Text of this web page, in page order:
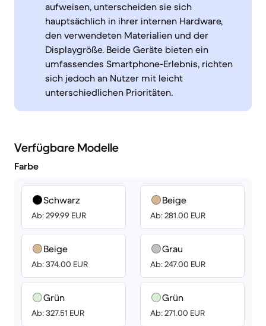
aufweisen, unterscheiden sie sich
hauptsächlich in ihrer internen Hardware,
den verwendeten Materialien und der
Displaygröße. Beide Geräte bieten ein
umfassendes Smartphone-Erlebnis, richten
sich jedoch an Nutzer mit leicht
unterschiedlichen Prioritäten.
Verfügbare Modelle
Farbe
Schwarz
Ab: 299.99 EUR
Beige
Ab: 374.00 EUR
Grün
Ab: 327.51 EUR
Beige
Ab: 281.00 EUR
Grau
Ab: 247.00 EUR
Grün
Ab: 271.00 EUR